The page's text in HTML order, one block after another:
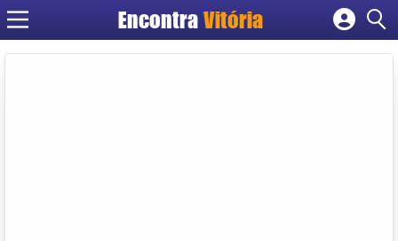
Encontra Vitória
Cadastrar empresa